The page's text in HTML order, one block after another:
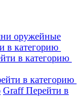
оружейные
в категорию
в категорию
в категорию
GraffПерейти в